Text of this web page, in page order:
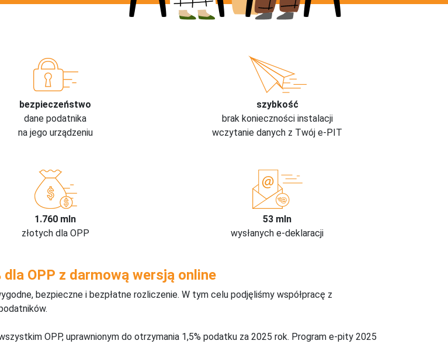
bezpieczeństwo
dane podatnika
na jego urządzeniu
szybkość
brak konieczności instalacji
wczytanie danych z Twój e-PIT
1.760 mln
złotych dla OPP
53 mln
wysłanych e-deklaracji
OPP z darmową wersją online
bezpieczne i bezpłatne rozliczenie. W tym celu podjęliśmy współpracę z
OPP, uprawnionym do otrzymania 1,5% podatku za 2025 rok. Program e-pity 2025